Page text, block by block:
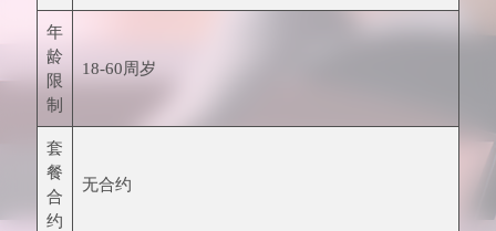
年
龄
限
制
18-60周岁
套
餐
合
约
无合约